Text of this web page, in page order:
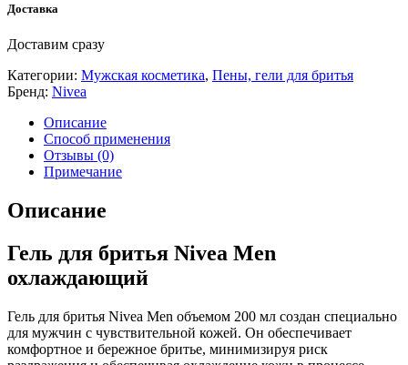
Доставка
Доставим сразу
Категории: Мужская косметика, Пены, гели для бритья
Бренд: Nivea
Описание
Способ применения
Отзывы (0)
Примечание
Описание
Гель для бритья Nivea Men
охлаждающий
Гель для бритья Nivea Men объемом 200 мл создан специально
для мужчин с чувствительной кожей. Он обеспечивает
комфортное и бережное бритье, минимизируя риск